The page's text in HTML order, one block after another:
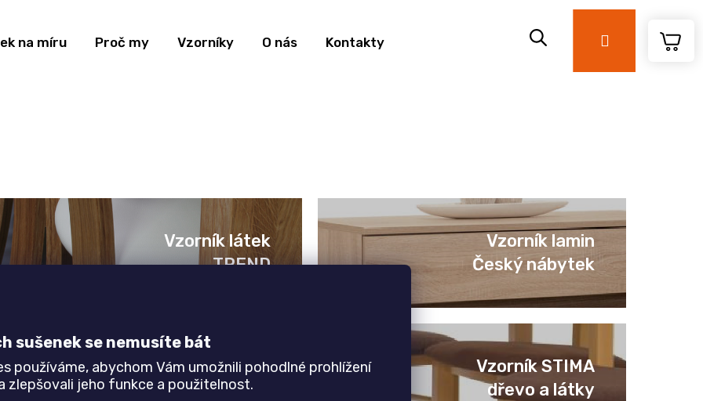
sušenek se nemusíte bát
používáme, abychom Vám umožnili pohodlné prohlížení
zlepšovali jeho funkce a použitelnost.
na míru Proč my Vzorníky O nás Kontakty
Vzorník látek
TREND
Vzorník lamin
Český nábytek
Vzorník dřeva
PAGED dub
Vzorník STIMA
dřevo a látky